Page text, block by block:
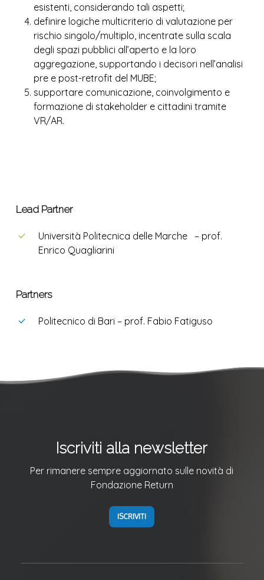
esistenti, considerando tali aspetti;
definire logiche multicriterio di valutazione per
rischio singolo/multiplo, incentrate sulla scala
degli spazi pubblici all’aperto e la loro
aggregazione, supportando i decisori nell’analisi
pre e post-retrofit del MUBE;
supportare comunicazione, coinvolgimento e
formazione di stakeholder e cittadini tramite
VR/AR.
Lead Partner
Università Politecnica delle Marche – prof.
Enrico Quagliarini
Partners
Politecnico di Bari – prof. Fabio Fatiguso
Iscriviti alla newsletter
Per rimanere sempre aggiornato sulle novità di
Fondazione Return
ISCRIVITI